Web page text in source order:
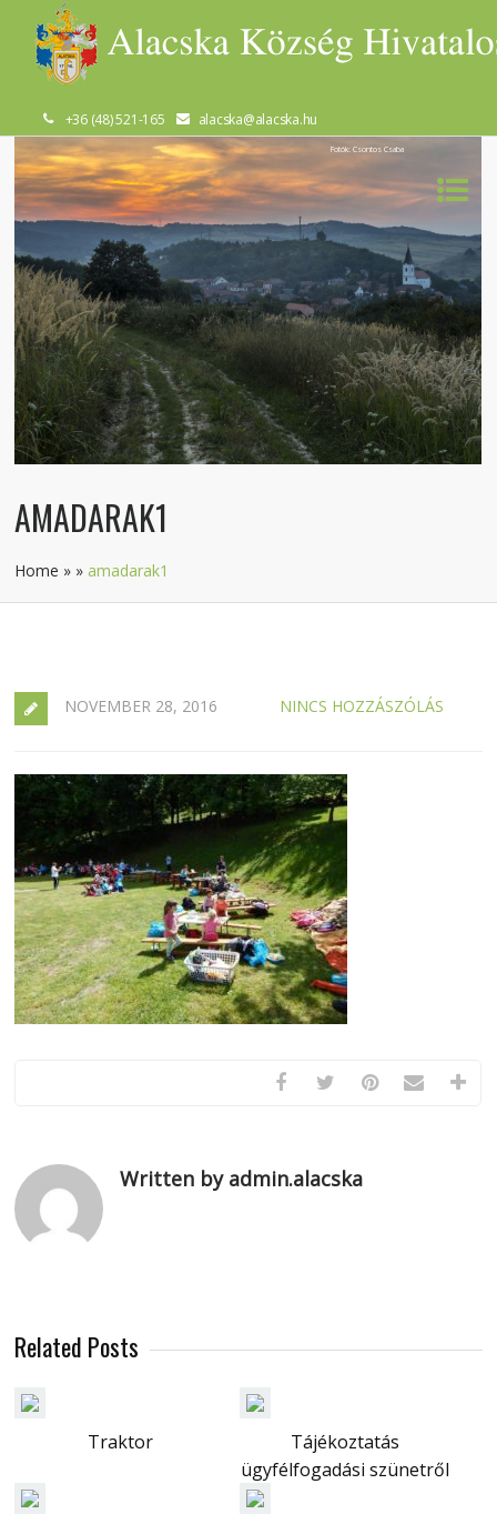
+36 (48) 521-165 alacska@alacska.hu
Fotók: Csontos Csaba
AMADARAK1
Home » » amadarak1
NOVEMBER 28, 2016 NINCS HOZZÁSZÓLÁS
Written by admin.alacska
Related Posts
Traktor
Tájékoztatás
ügyfélfogadási szünetről